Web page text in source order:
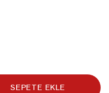
SEPETE EKLE